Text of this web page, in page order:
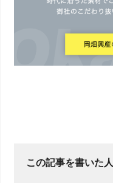
この記事を書いた人